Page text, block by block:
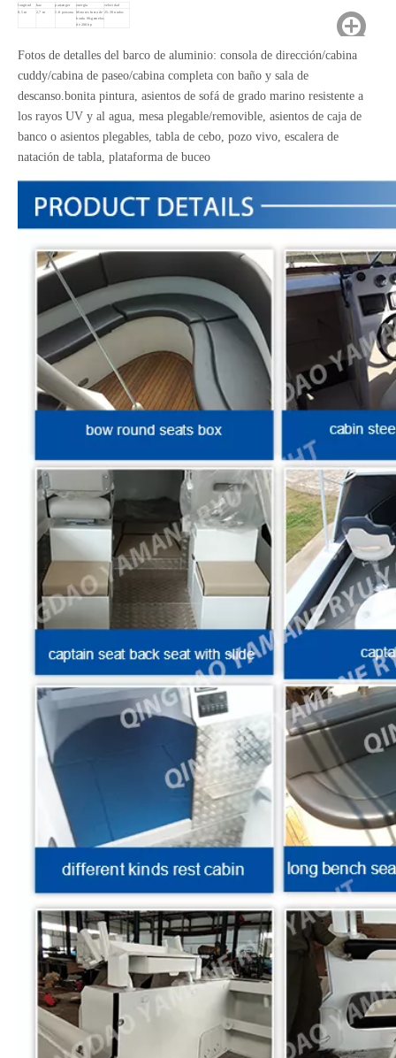
longitud haz passenger energía velocidad
8,5 m 2,7 m 5-8 persona
Motores fuera de
borda 90-gemelos
de 200 hp
25-39 nudos
Fotos de detalles del barco de aluminio: consola de dirección/cabina
cuddy/cabina de paseo/cabina completa con baño y sala de
descanso.bonita pintura, asientos de sofá de grado marino resistente a
los rayos UV y al agua, mesa plegable/removible, asientos de caja de
banco o asientos plegables, tabla de cebo, pozo vivo, escalera de
natación de tabla, plataforma de buceo